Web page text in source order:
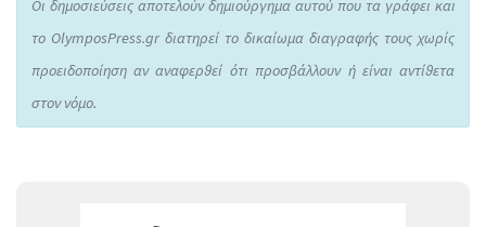
Οι δημοσιεύσεις αποτελούν δημιούργημα αυτού που τα γράφει και
το OlymposPress.gr διατηρεί το δικαίωμα διαγραφής τους χωρίς
προειδοποίηση αν αναφερθεί ότι προσβάλλουν ή είναι αντίθετα
στον νόμο.